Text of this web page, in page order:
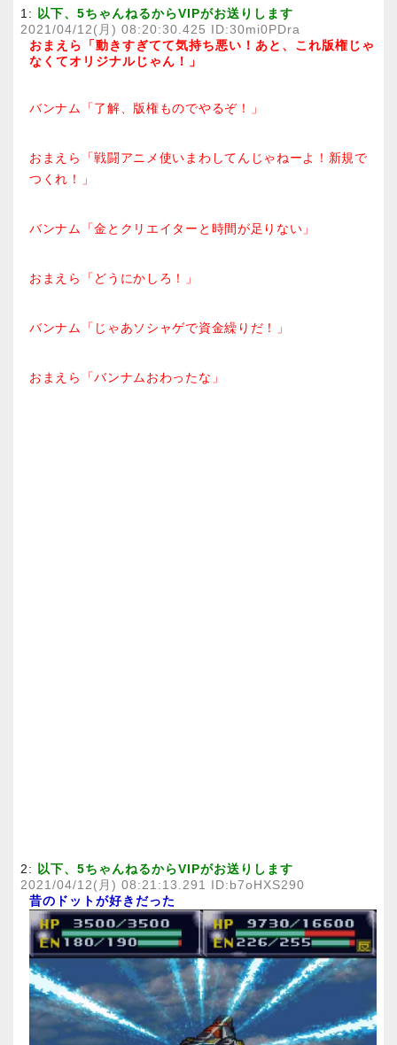
1: 以下、5ちゃんねるからVIPがお送りします
2021/04/12(月) 08:20:30.425 ID:30mi0PDra
おまえら「動きすぎてて気持ち悪い！あと、これ版権じゃ
なくてオリジナルじゃん！」
バンナム「了解、版権ものでやるぞ！」
おまえら「戦闘アニメ使いまわしてんじゃねーよ！新規で
つくれ！」
バンナム「金とクリエイターと時間が足りない」
おまえら「どうにかしろ！」
バンナム「じゃあソシャゲで資金繰りだ！」
おまえら「バンナムおわったな」
2: 以下、5ちゃんねるからVIPがお送りします
2021/04/12(月) 08:21:13.291 ID:b7oHXS290
昔のドットが好きだった